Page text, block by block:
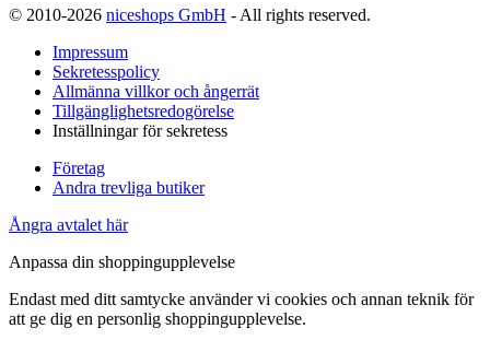
© 2010-2026 niceshops GmbH - All rights reserved.
Impressum
Sekretesspolicy
Allmänna villkor och ångerrät
Tillgänglighetsredogörelse
Inställningar för sekretess
Företag
Andra trevliga butiker
Ångra avtalet här
Anpassa din shoppingupplevelse
Endast med ditt samtycke använder vi cookies och annan teknik för
att ge dig en personlig shoppingupplevelse.